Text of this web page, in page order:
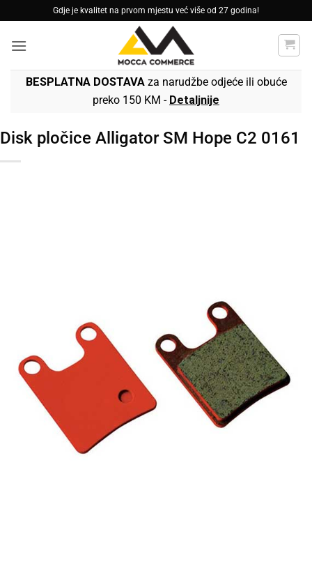
to
content
Gdje je kvalitet na prvom mjestu već više od 27 godina!
BESPLATNA DOSTAVAza narudžbe odjeće ili obuće
preko 150 KM - Detaljnije
Disk pločice Alligator SM Hope C2 0161